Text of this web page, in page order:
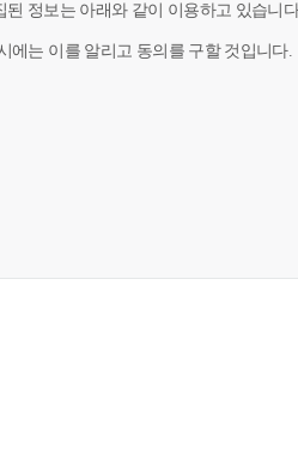
정보는 아래와 같이 이용하고 있습니
에는 이를 알리고 동의를 구할 것입니다.